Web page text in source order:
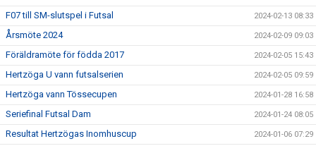
F07 till SM-slutspel i Futsal 2024-02-13 08:33
Årsmöte 2024 2024-02-09 09:03
Föräldramöte för födda 2017 2024-02-05 15:43
Hertzöga U vann futsalserien 2024-02-05 09:59
Hertzöga vann Tössecupen 2024-01-28 16:58
Seriefinal Futsal Dam 2024-01-24 08:05
Resultat Hertzögas Inomhuscup 2024-01-06 07:29